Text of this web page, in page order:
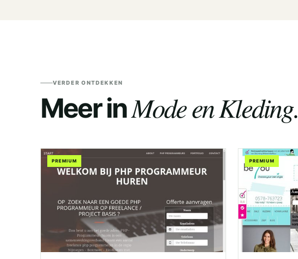
VERDER ONTDEKKEN
Meer inMode en Kleding.
PREMIUM PREMIUM